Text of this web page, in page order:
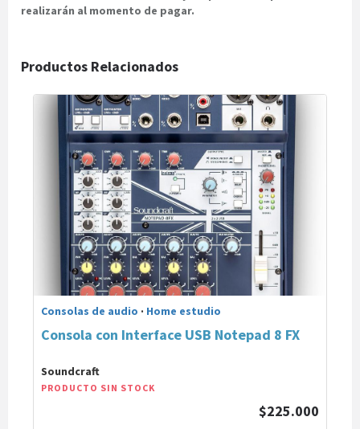
realizarán al momento de pagar.
Productos Relacionados
Consolas de audio · Home estudio
Consola con Interface USB Notepad 8 FX
Soundcraft
PRODUCTO SIN STOCK
$225.000